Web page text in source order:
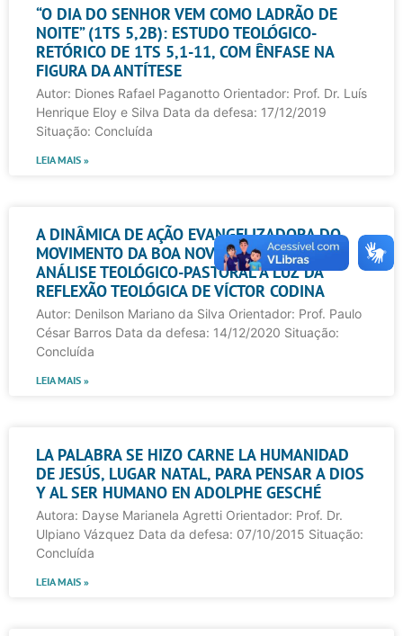
“O DIA DO SENHOR VEM COMO LADRÃO DE
NOITE” (1TS 5,2B): ESTUDO TEOLÓGICO-
RETÓRICO DE 1TS 5,1-11, COM ÊNFASE NA
FIGURA DA ANTÍTESE
Autor: Diones Rafael Paganotto Orientador: Prof. Dr. Luís
Henrique Eloy e Silva Data da defesa: 17/12/2019
Situação: Concluída
LEIA MAIS »
A DINÂMICA DE AÇÃO EVANGELIZADORA DO
MOVIMENTO DA BOA NOVA – MOBON: UMA
ANÁLISE TEOLÓGICO-PASTORAL À LUZ DA
REFLEXÃO TEOLÓGICA DE VÍCTOR CODINA
Autor: Denilson Mariano da Silva Orientador: Prof. Paulo
César Barros Data da defesa: 14/12/2020 Situação:
Concluída
LEIA MAIS »
LA PALABRA SE HIZO CARNE LA HUMANIDAD
DE JESÚS, LUGAR NATAL, PARA PENSAR A DIOS
Y AL SER HUMANO EN ADOLPHE GESCHÉ
Autora: Dayse Marianela Agretti Orientador: Prof. Dr.
Ulpiano Vázquez Data da defesa: 07/10/2015 Situação:
Concluída
LEIA MAIS »